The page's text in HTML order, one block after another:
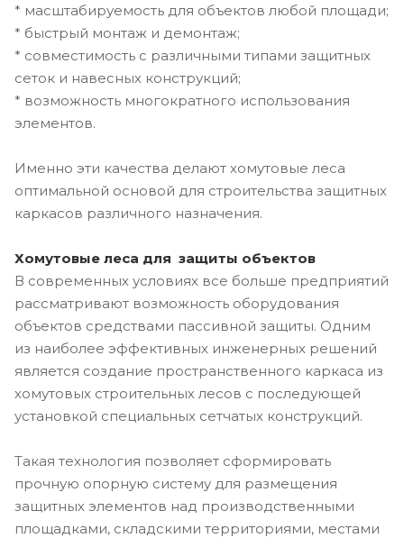
* масштабируемость для объектов любой площади;
* быстрый монтаж и демонтаж;
* совместимость с различными типами защитных
сеток и навесных конструкций;
* возможность многократного использования
элементов.
Именно эти качества делают хомутовые леса
оптимальной основой для строительства защитных
каркасов различного назначения.
Хомутовые леса для защиты объектов
В современных условиях все больше предприятий
рассматривают возможность оборудования
объектов средствами пассивной защиты. Одним
из наиболее эффективных инженерных решений
является создание пространственного каркаса из
хомутовых строительных лесов с последующей
установкой специальных сетчатых конструкций.
Такая технология позволяет сформировать
прочную опорную систему для размещения
защитных элементов над производственными
площадками, складскими территориями, местами